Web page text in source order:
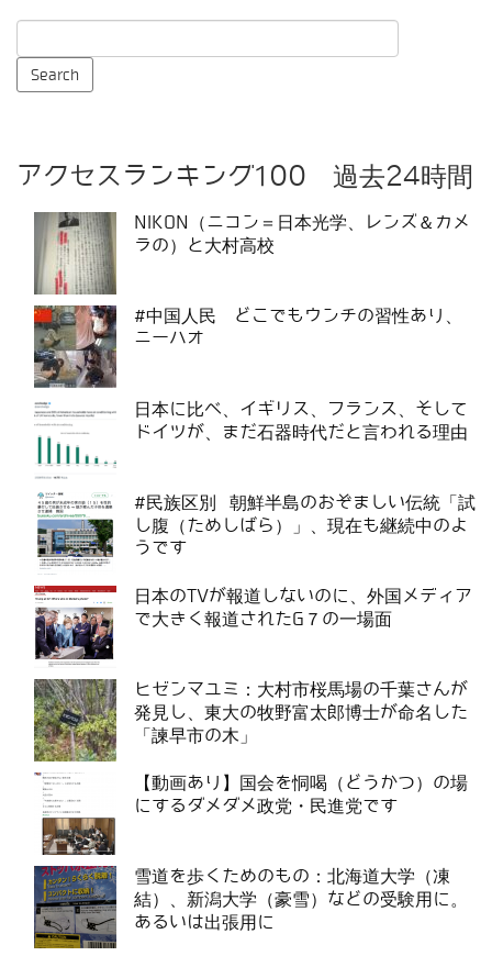
アクセスランキング100 過去24時間
NIKON（ニコン＝日本光学、レンズ＆カメ
ラの）と大村高校
#中国人民 どこでもウンチの習性あり、
ニーハオ
日本に比べ、イギリス、フランス、そして
ドイツが、まだ石器時代だと言われる理由
#民族区別 朝鮮半島のおぞましい伝統「試
し腹（ためしばら）」、現在も継続中のよ
うです
日本のTVが報道しないのに、外国メディア
で大きく報道されたG７の一場面
ヒゼンマユミ：大村市桜馬場の千葉さんが
発見し、東大の牧野富太郎博士が命名した
「諫早市の木」
【動画あり】国会を恫喝（どうかつ）の場
にするダメダメ政党・民進党です
雪道を歩くためのもの：北海道大学（凍
結）、新潟大学（豪雪）などの受験用に。
あるいは出張用に